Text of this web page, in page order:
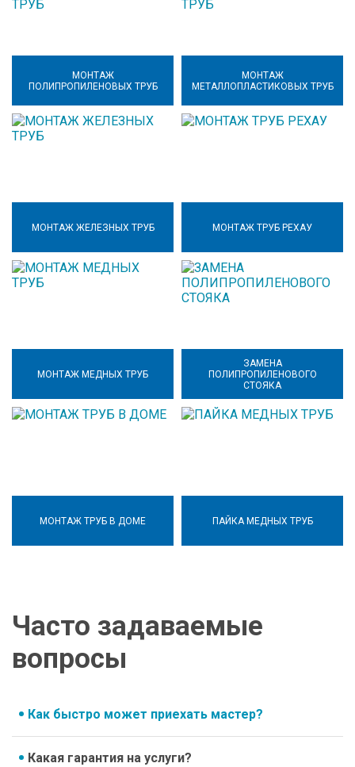
МОНТАЖ
ПОЛИПРОПИЛЕНОВЫХ ТРУБ
МОНТАЖ
МЕТАЛЛОПЛАСТИКОВЫХ ТРУБ
МОНТАЖ ЖЕЛЕЗНЫХ ТРУБ МОНТАЖ ТРУБ РЕХАУ
МОНТАЖ МЕДНЫХ ТРУБ
ЗАМЕНА
ПОЛИПРОПИЛЕНОВОГО
СТОЯКА
МОНТАЖ ТРУБ В ДОМЕ ПАЙКА МЕДНЫХ ТРУБ
Часто задаваемые
вопросы
Как быстро может приехать мастер?
Какая гарантия на услуги?